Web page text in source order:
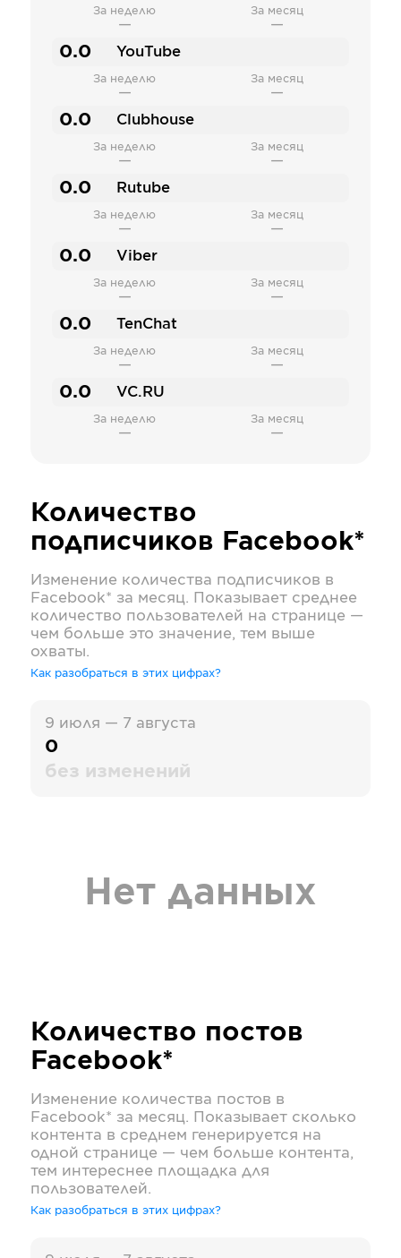
За неделю
—
За месяц
—
0.0 YouTube
За неделю
—
За месяц
—
0.0 Clubhouse
За неделю
—
За месяц
—
0.0 Rutube
За неделю
—
За месяц
—
0.0 Viber
За неделю
—
За месяц
—
0.0 TenChat
За неделю
—
За месяц
—
0.0 VC.RU
За неделю
—
За месяц
—
Количество
подписчиков Facebook*
Изменение количества подписчиков в
Facebook* за месяц. Показывает среднее
количество пользователей на странице —
чем больше это значение, тем выше
охваты.
Как разобраться в этих цифрах?
9 июля — 7 августа
0
без изменений
Нет данных
Количество постов
Facebook*
Изменение количества постов в
Facebook* за месяц. Показывает сколько
контента в среднем генерируется на
одной странице — чем больше контента,
тем интереснее площадка для
пользователей.
Как разобраться в этих цифрах?